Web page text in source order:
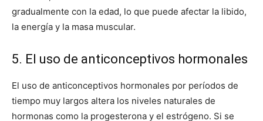
gradualmente con la edad, lo que puede afectar la libido,
la energía y la masa muscular.
5. El uso de anticonceptivos hormonales
El uso de anticonceptivos hormonales por períodos de
tiempo muy largos altera los niveles naturales de
hormonas como la progesterona y el estrógeno. Si se